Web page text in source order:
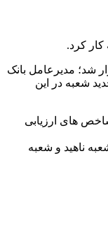
کار کرد.
شد؛ مدیرعامل بانک
شعبه در این
های ارزیابی
ناهید و شعبه